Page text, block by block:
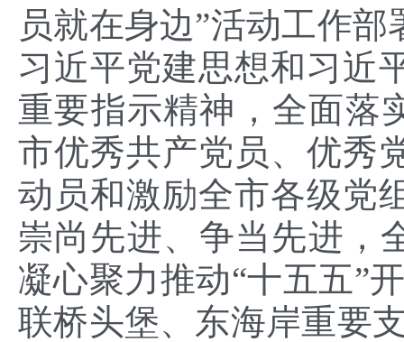
员就在身边”活动工作部
习近平党建思想和习近
重要指示精神，全面落
市优秀共产党员、优秀
动员和激励全市各级党
崇尚先进、争当先进，
凝心聚力推动“十五五”
联桥头堡、东海岸重要